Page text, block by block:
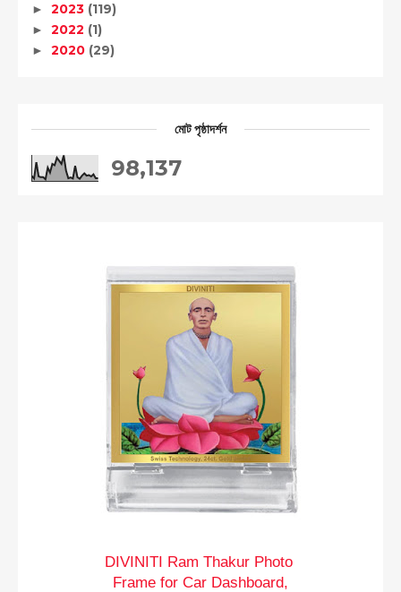
► 2023 (119)
► 2022 (1)
► 2020 (29)
মোট পৃষ্ঠাদর্শন
98,137
DIVINITI Ram Thakur Photo
Frame for Car Dashboard,